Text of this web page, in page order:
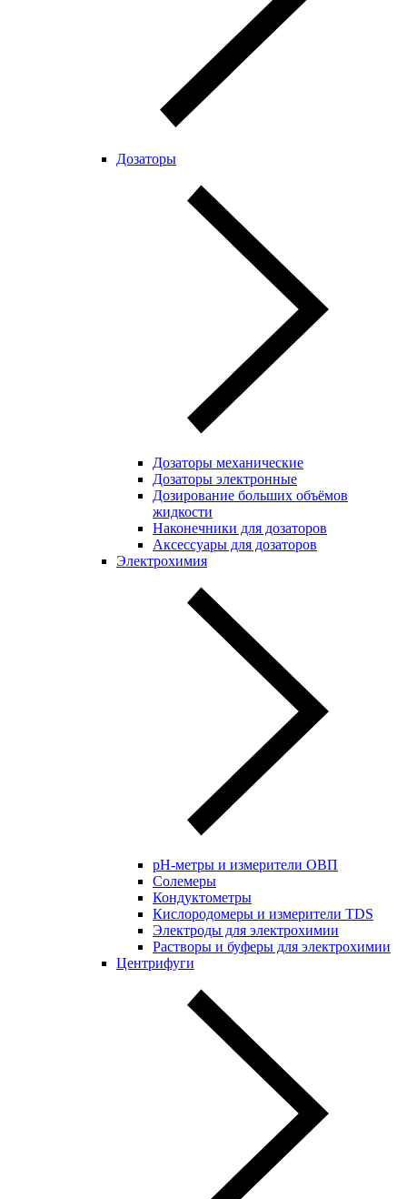
Дозаторы
Дозаторы механические
Дозаторы электронные
Дозирование больших объёмов
жидкости
Наконечники для дозаторов
Аксессуары для дозаторов
Электрохимия
pH-метры и измерители ОВП
Солемеры
Кондуктометры
Кислородомеры и измерители TDS
Электроды для электрохимии
Растворы и буферы для электрохимии
Центрифуги